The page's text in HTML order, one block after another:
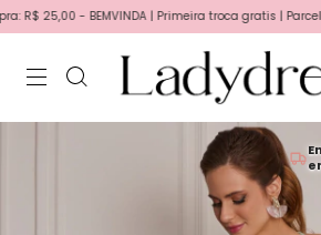
25,00 - BEMVINDA | Primeira troca gratis | Parcele